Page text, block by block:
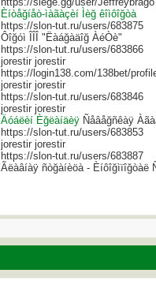
Èíòåğíåò-ìàãàçèí Ìèğ êîìôîğòà
https://slon-tut.ru/users/683875
Ôîğóì ÎÎÎ "Ëàáğàäîğ ÀéÒè"
https://slon-tut.ru/users/683866
jorestir jorestir
https://login138.com/138bet/
jorestir jorestir
https://slon-tut.ru/users/683846
jorestir jorestir
Äóáëèí Èğëàíäèÿ Ñåâåğñêàÿ
https://slon-tut.ru/users/683853
jorestir jorestir
https://slon-tut.ru/users/683887
Ãëàâíàÿ ñòğàíèöà - Èíôîğìïîğòàë